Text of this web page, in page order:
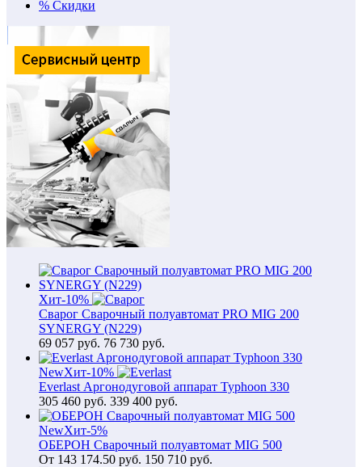
% Скидки
Хит-10%
Сварог Сварочный полуавтомат PRO MIG 200
SYNERGY (N229)
69 057 руб. 76 730 руб.
NewХит-10%
Everlast Аргонодуговой аппарат Typhoon 330
305 460 руб. 339 400 руб.
NewХит-5%
ОБЕРОН Сварочный полуавтомат MIG 500
От 143 174.50 руб. 150 710 руб.